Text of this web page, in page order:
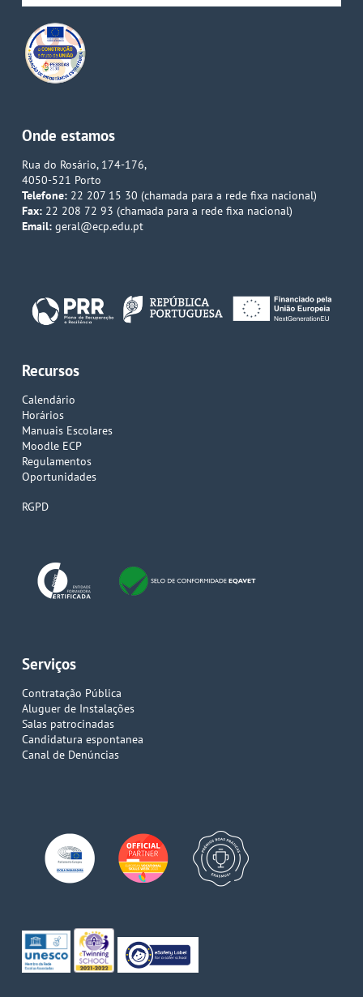
Onde estamos
Rua do Rosário, 174-176,
4050-521 Porto
Telefone:22 207 15 30 (chamada para a rede fixa nacional)
Fax:22 208 72 93 (chamada para a rede fixa nacional)
Email: geral@ecp.edu.pt
Recursos
Calendário
Horários
Manuais Escolares
Moodle ECP
Regulamentos
Oportunidades
RGPD
Serviços
Contratação Pública
Aluguer de Instalações
Salas patrocinadas
Candidatura espontanea
Canal de Denúncias